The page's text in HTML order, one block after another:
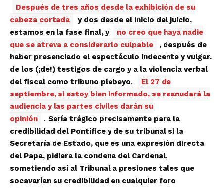
Después de tres años desde la exhibición de su
cabeza cortada
y dos desde el inicio del juicio,
estamos en la fase final, y
no creo que haya nadie
que se atreva a considerarlo culpable
, después de
haber presenciado el espectáculo indecente y vulgar.
de los (¡de!) testigos de cargo y a la violencia verbal
del fiscal como tribuno plebeyo.
El 27 de
septiembre, si estoy bien informado, se reanudará la
audiencia y las partes civiles darán su
opinión
. Sería trágico precisamente para la
credibilidad del Pontífice y de su tribunal si la
Secretaría de Estado, que es una expresión directa
del Papa, pidiera la condena del Cardenal,
sometiendo así al Tribunal a presiones tales que
socavarían su credibilidad en cualquier foro